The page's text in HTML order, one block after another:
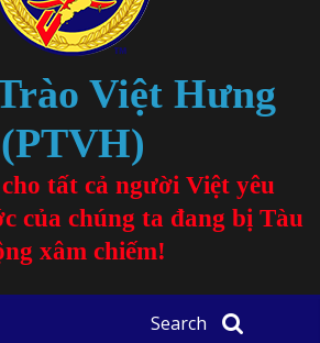
Việt Hưng
(PTVH)
tất cả người Việt yêu
của chúng ta đang bị Tàu
xâm chiếm!
Search